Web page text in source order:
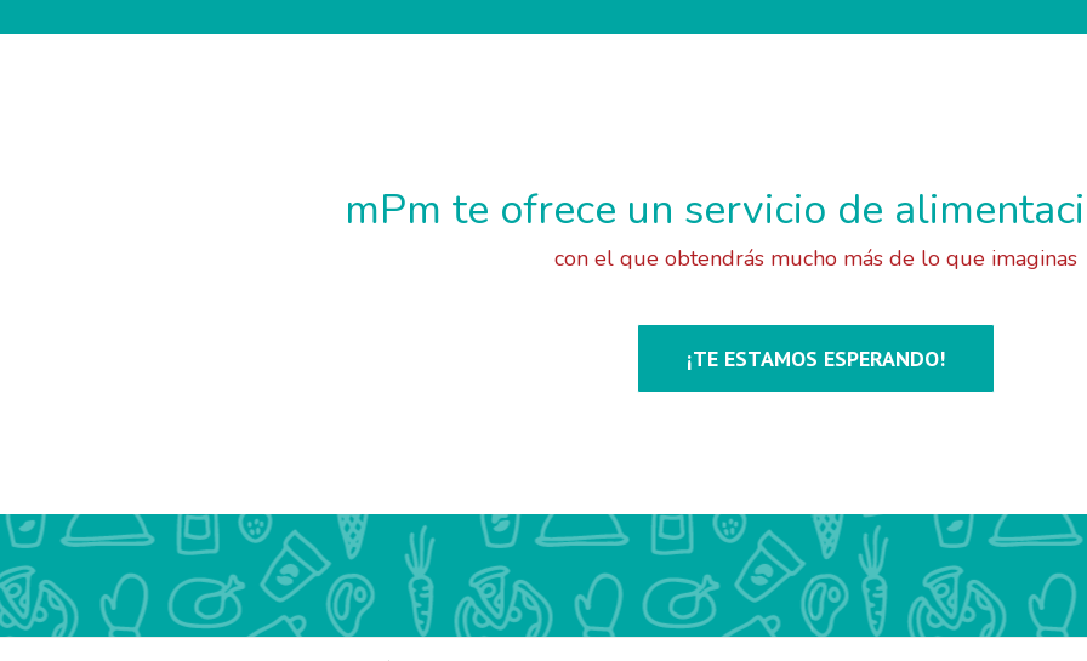
mPm te ofrece un servicio de
con el que obtendrás mucho más de lo que imaginas
¡TE ESTAMOS ESPERANDO!